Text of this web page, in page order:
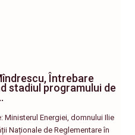
Întrebare
stadiul programului de
Ministerul Energiei, domnului Ilie
Naționale de Reglementare în